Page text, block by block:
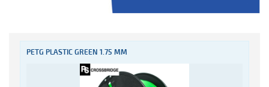
PETG PLASTIC GREEN 1.75 MM